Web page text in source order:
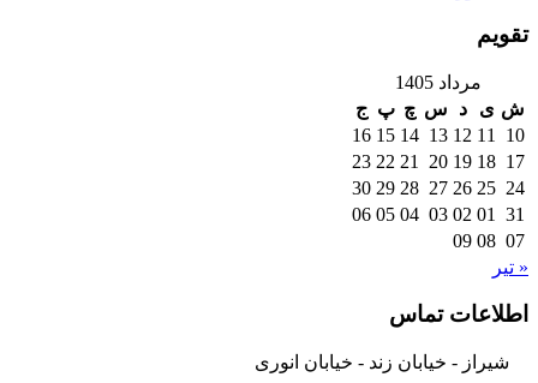
تقویم
مرداد 1405
ش ی د س چ پ ج
10
11
12
13
14
15
16
17
18
19
20
21
22
23
24
25
26
27
28
29
30
31
01
02
03
04
05
06
07
08
09
« تیر
اطلاعات تماس
شیراز - خیابان زند - خیابان انوری